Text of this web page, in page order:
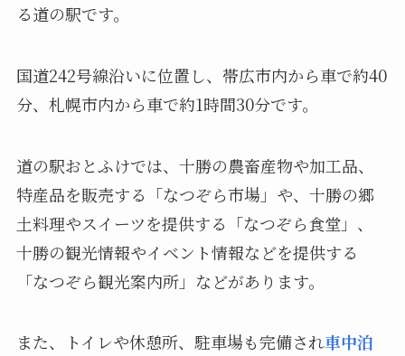
る道の駅です。
国道242号線沿いに位置し、帯広市内から車で約40
分、札幌市内から車で約1時間30分です。
道の駅おとふけでは、十勝の農畜産物や加工品、
特産品を販売する「なつぞら市場」や、十勝の郷
土料理やスイーツを提供する「なつぞら食堂」、
十勝の観光情報やイベント情報などを提供する
「なつぞら観光案内所」などがあります。
また、トイレや休憩所、駐車場も完備され車中泊